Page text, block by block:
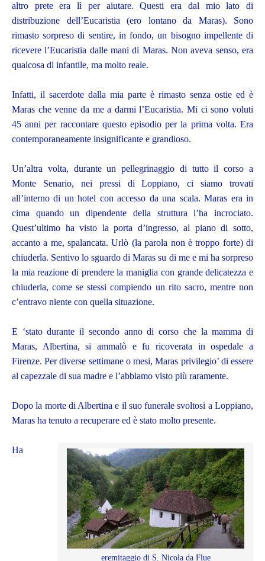
altro prete era lì per aiutare. Questi era dal mio lato di
distribuzione dell’Eucaristia (ero lontano da Maras). Sono
rimasto sorpreso di sentire, in fondo, un bisogno impellente di
ricevere l’Eucaristia dalle mani di Maras. Non aveva senso, era
qualcosa di infantile, ma molto reale.
Infatti, il sacerdote dalla mia parte è rimasto senza ostie ed è
Maras che venne da me a darmi l’Eucaristia. Mi ci sono voluti
45 anni per raccontare questo episodio per la prima volta. Era
contemporaneamente insignificante e grandioso.
Un’altra volta, durante un pellegrinaggio di tutto il corso a
Monte Senario, nei pressi di Loppiano, ci siamo trovati
all’interno di un hotel con accesso da una scala. Maras era in
cima quando un dipendente della struttura l’ha incrociato.
Quest’ultimo ha visto la porta d’ingresso, al piano di sotto,
accanto a me, spalancata. Urlò (la parola non è troppo forte) di
chiuderla. Sentivo lo sguardo di Maras su di me e mi ha sorpreso
la mia reazione di prendere la maniglia con grande delicatezza e
chiuderla, come se stessi compiendo un rito sacro, mentre non
c’entravo niente con quella situazione.
E ‘stato durante il secondo anno di corso che la mamma di
Maras, Albertina, si ammalò e fu ricoverata in ospedale a
Firenze. Per diverse settimane o mesi, Maras privilegio’ di essere
al capezzale di sua madre e l’abbiamo visto più raramente.
Dopo la morte di Albertina e il suo funerale svoltosi a Loppiano,
Maras ha tenuto a recuperare ed è stato molto presente.
eremitaggio di S. Nicola da Flue
Ha